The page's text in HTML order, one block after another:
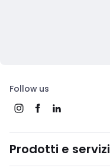
Follow us
Prodotti e servizi